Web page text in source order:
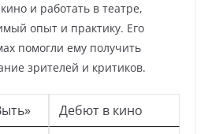
и работать в театре,
опыт и практику. Его
помогли ему получить
зрителей и критиков.
Дебют в кино